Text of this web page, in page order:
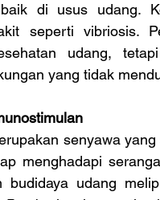
baik di usus udang.
seperti vibriosis.
udang,
yang tidak
senyawa
menghadapi
budidaya udang